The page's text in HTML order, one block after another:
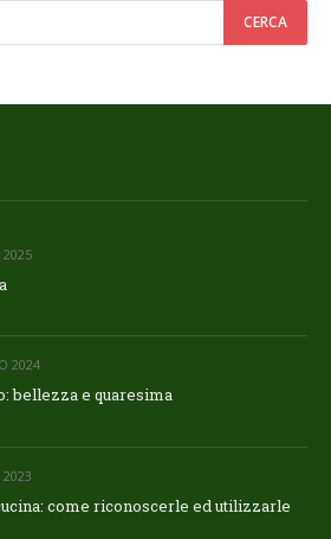
2025
2024
bellezza e quaresima
come riconoscerle ed utilizzarle